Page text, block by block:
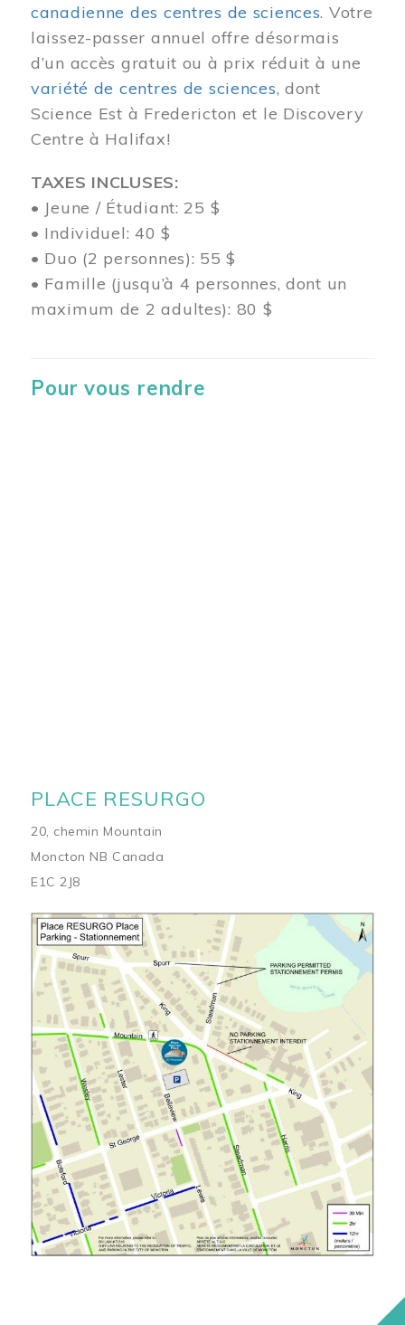
canadienne des centres de sciences. Votre
laissez-passer annuel offre désormais
d’un accès gratuit ou à prix réduit à une
variété de centres de sciences, dont
Science Est à Fredericton et le Discovery
Centre à Halifax!
TAXES INCLUSES:
• Jeune / Étudiant: 25 $
• Individuel: 40 $
• Duo (2 personnes): 55 $
• Famille (jusqu’à 4 personnes, dont un
maximum de 2 adultes): 80 $
Pour vous rendre
PLACE RESURGO
20, chemin Mountain
Moncton NB Canada
E1C 2J8